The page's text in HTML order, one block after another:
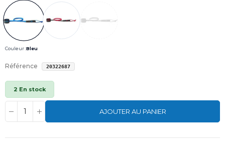
Couleur :Bleu
Référence 20322687
2 En stock
AJOUTER AU PANIER